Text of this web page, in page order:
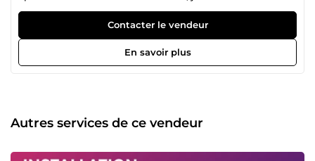
vous aider à surpasser vos concurrents et à dominer votre
marché en ligne. Des boutiques en ligne élégantes et
convaincantes, des sites web réactifs et optimisés, des
stratégies de référencement intelligemment conçues et
des campagnes de réseaux sociaux percutantes - voilà les
et des attentes de votre audience cible. Chaque étape de
notre collaboration est guidée par des analyses pointues et
En choisissant mes services, vous optez pour une réelle
Contacter le vendeur
En savoir plus
Autres services de ce vendeur